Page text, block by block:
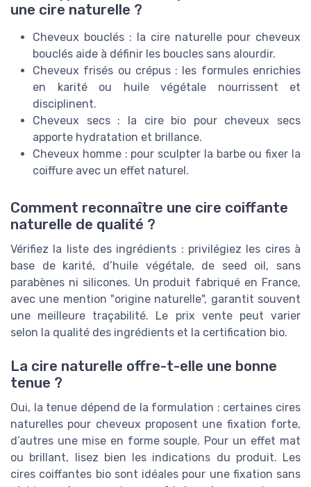
une cire naturelle ?
Cheveux bouclés : la cire naturelle pour cheveux
bouclés aide à définir les boucles sans alourdir.
Cheveux frisés ou crépus : les formules enrichies
en karité ou huile végétale nourrissent et
disciplinent.
Cheveux secs : la cire bio pour cheveux secs
apporte hydratation et brillance.
Cheveux homme : pour sculpter la barbe ou fixer la
coiffure avec un effet naturel.
Comment reconnaître une cire coiffante
naturelle de qualité ?
Vérifiez la liste des ingrédients : privilégiez les cires à
base de karité, d’huile végétale, de seed oil, sans
parabènes ni silicones. Un produit fabriqué en France,
avec une mention "origine naturelle", garantit souvent
une meilleure traçabilité. Le prix vente peut varier
selon la qualité des ingrédients et la certification bio.
La cire naturelle offre-t-elle une bonne
tenue ?
Oui, la tenue dépend de la formulation : certaines cires
naturelles pour cheveux proposent une fixation forte,
d’autres une mise en forme souple. Pour un effet mat
ou brillant, lisez bien les indications du produit. Les
cires coiffantes bio sont idéales pour une fixation sans